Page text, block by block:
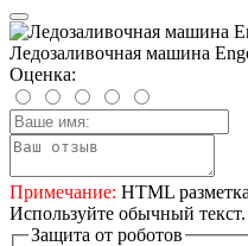
Ледозаливочная машина
Оценка:
Примечание: HTML
Используйте обычный текст.
Защита от роботов